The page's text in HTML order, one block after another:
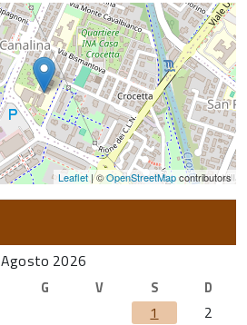
Leaflet| ©OpenStreetMapcontributors
Agosto 2026
G V S D
1
2